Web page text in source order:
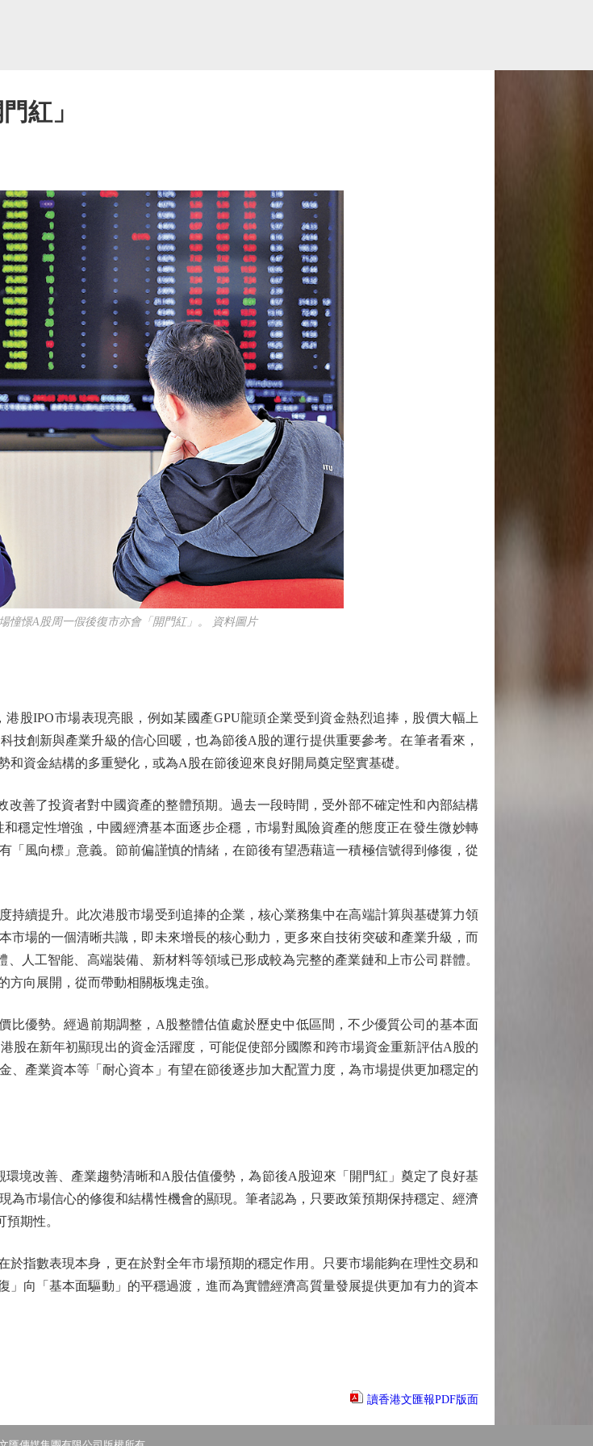
紅」
憧憬A股周一假後復市亦會「開門紅」。 資料圖片
IPO市場表現亮眼，例如某國產GPU龍頭企業受到資金熱烈追捧，股價大幅上
創新與產業升級的信心回暖，也為節後A股的運行提供重要參考。在筆者看來，
資金結構的多重變化，或為A股在節後迎來良好開局奠定堅實基礎。
善了投資者對中國資產的整體預期。過去一段時間，受外部不確定性和內部結構
穩定性增強，中國經濟基本面逐步企穩，市場對風險資產的態度正在發生微妙轉
風向標」意義。節前偏謹慎的情緒，在節後有望憑藉這一積極信號得到修復，從
續提升。此次港股市場受到追捧的企業，核心業務集中在高端計算與基礎算力領
市場的一個清晰共識，即未來增長的核心動力，更多來自技術突破和產業升級，而
人工智能、高端裝備、新材料等領域已形成較為完整的產業鏈和上市公司群體。
向展開，從而帶動相關板塊走強。
優勢。經過前期調整，A股整體估值處於歷史中低區間，不少優質公司的基本面
股在新年初顯現出的資金活躍度，可能促使部分國際和跨市場資金重新評估A股的
、產業資本等「耐心資本」有望在節後逐步加大配置力度，為市場提供更加穩定的
改善、產業趨勢清晰和A股估值優勢，為節後A股迎來「開門紅」奠定了良好基
市場信心的修復和結構性機會的顯現。筆者認為，只要政策預期保持穩定、經濟
期性。
指數表現本身，更在於對全年市場預期的穩定作用。只要市場能夠在理性交易和
向「基本面驅動」的平穩過渡，進而為實體經濟高質量發展提供更加有力的資本
讀香港文匯報PDF版面